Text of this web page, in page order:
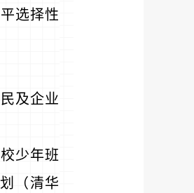
选择性
及企业
少年班
（清华